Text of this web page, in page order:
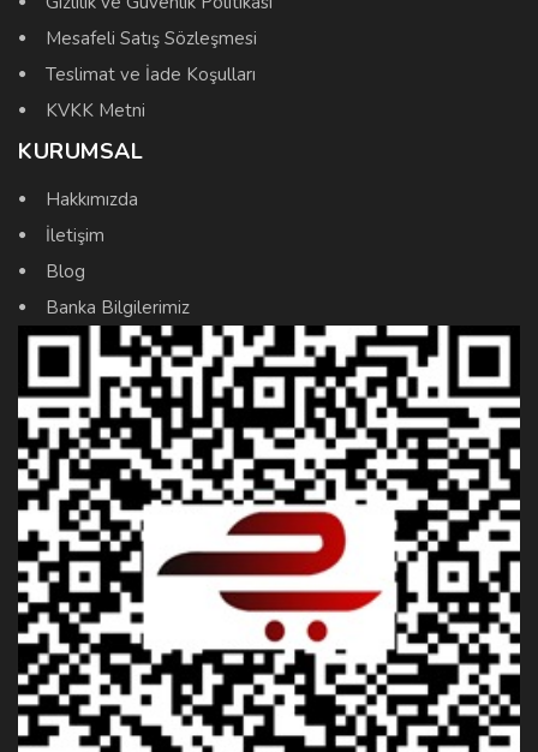
Mesafeli Satış Sözleşmesi
Teslimat ve İade Koşulları
KVKK Metni
KURUMSAL
Hakkımızda
İletişim
Blog
Banka Bilgilerimiz